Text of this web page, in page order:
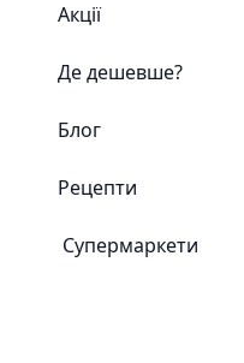
Акції
Де дешевше?
Блог
Рецепти
Супермаркети